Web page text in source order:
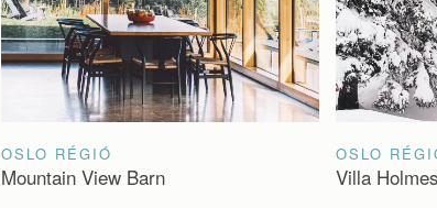
OSLO RÉGIÓ
Mountain View Barn
OSLO
Villa